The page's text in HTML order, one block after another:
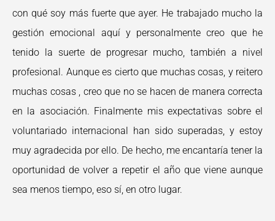
con qué soy más fuerte que ayer. He trabajado mucho la
gestión emocional aquí y personalmente creo que he
tenido la suerte de progresar mucho, también a nivel
profesional. Aunque es cierto que muchas cosas, y reitero
muchas cosas , creo que no se hacen de manera correcta
en la asociación. Finalmente mis expectativas sobre el
voluntariado internacional han sido superadas, y estoy
muy agradecida por ello. De hecho, me encantaría tener la
oportunidad de volver a repetir el año que viene aunque
sea menos tiempo, eso sí, en otro lugar.